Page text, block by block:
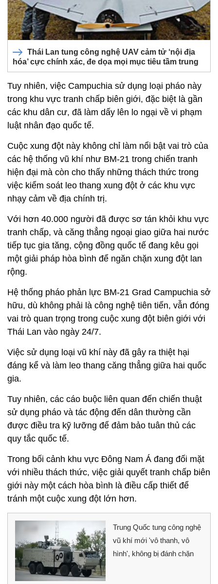
Thái Lan tung công nghệ UAV cảm tử ‘nội địa
hóa’ cực chính xác, đe dọa mọi mục tiêu tầm trung
Tuy nhiên, việc Campuchia sử dụng loại pháo này
trong khu vực tranh chấp biên giới, đặc biệt là gần
các khu dân cư, đã làm dấy lên lo ngại về vi phạm
luật nhân đạo quốc tế.
Cuộc xung đột này không chỉ làm nổi bật vai trò của
các hệ thống vũ khí như BM-21 trong chiến tranh
hiện đại mà còn cho thấy những thách thức trong
việc kiểm soát leo thang xung đột ở các khu vực
nhạy cảm về địa chính trị.
Với hơn 40.000 người đã được sơ tán khỏi khu vực
tranh chấp, và căng thẳng ngoại giao giữa hai nước
tiếp tục gia tăng, cộng đồng quốc tế đang kêu gọi
một giải pháp hòa bình để ngăn chặn xung đột lan
rộng.
Hệ thống pháo phản lực BM-21 Grad Campuchia sở
hữu, dù không phải là công nghệ tiên tiến, vẫn đóng
vai trò quan trọng trong cuộc xung đột biên giới với
Thái Lan vào ngày 24/7.
Việc sử dụng loại vũ khí này đã gây ra thiệt hại
đáng kể và làm leo thang căng thẳng giữa hai quốc
gia.
Tuy nhiên, các cáo buộc liên quan đến chiến thuật
sử dụng pháo và tác động đến dân thường cần
được điều tra kỹ lưỡng để đảm bảo tuân thủ các
quy tắc quốc tế.
Trong bối cảnh khu vực Đông Nam Á đang đối mặt
với nhiều thách thức, việc giải quyết tranh chấp biên
giới này một cách hòa bình là điều cấp thiết để
tránh một cuộc xung đột lớn hơn.
Trung Quốc tung công nghệ
vũ khí mới 'vô thanh, vô
hình', không bị đánh chặn